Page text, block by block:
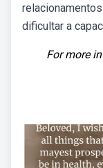
dificultar a
For more